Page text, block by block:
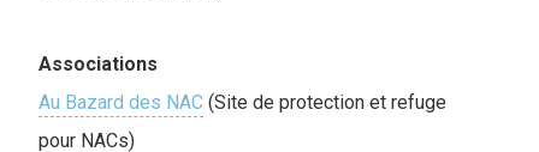
Associations
Au Bazard des NAC (Site de protection et refuge
pour NACs)